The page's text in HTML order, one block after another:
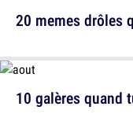
10 galères quand
20 memes drôles